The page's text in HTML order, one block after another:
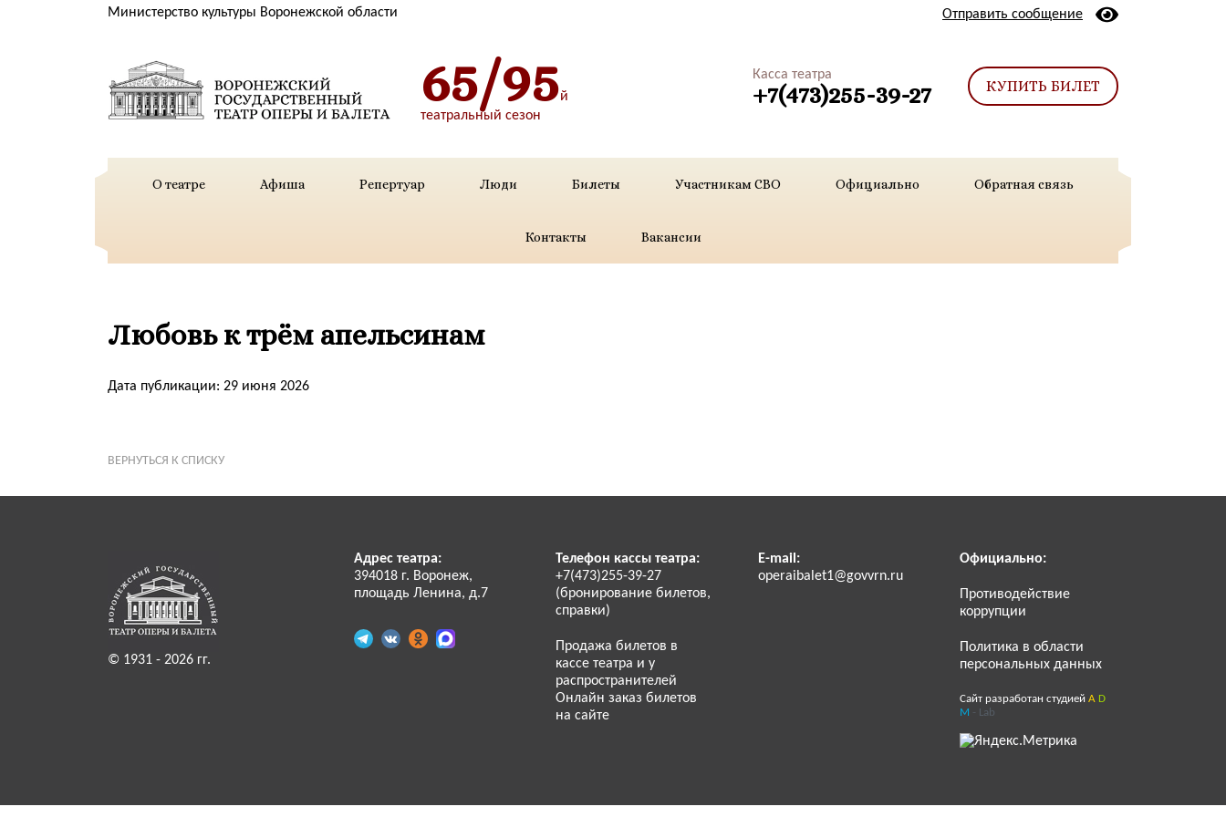
Министерство культуры Воронежской области Отправить сообщение
65/95й
театральный сезон
Касса театра
+7(473)255-39-27 КУПИТЬ БИЛЕТ
О театре Афиша Репертуар Люди Билеты Участникам СВО Официально Обратная связь
Контакты Вакансии
Любовь к трём апельсинам
Дата публикации: 29 июня 2026
ВЕРНУТЬСЯ К СПИСКУ
© 1931 - 2026 гг.
Адрес театра:
394018 г. Воронеж,
площадь Ленина, д.7
Телефон кассы театра:
+7(473)255-39-27
(бронирование билетов,
справки)
Продажа билетов в
кассе театра и у
распространителей
Онлайн заказ билетов
на сайте
E-mail:
operaibalet1@govvrn.ru
Официально:
Противодействие
коррупции
Политика в области
персональных данных
Сайт разработан студиейA D
M - Lab